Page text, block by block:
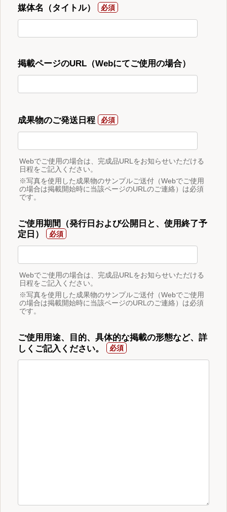
媒体名（タイトル）
掲載ページのURL（Webにてご使用の場合）
成果物のご発送日程
Webでご使用の場合は、完成品URLをお知らせいただける
日程をご記入ください。
※写真を使用した成果物のサンプルご送付（Webでご使用
の場合は掲載開始時に当該ページのURLのご連絡）は必須
です。
ご使用期間（発行日および公開日と、使用終了予
定日）
Webでご使用の場合は、完成品URLをお知らせいただける
日程をご記入ください。
※写真を使用した成果物のサンプルご送付（Webでご使用
の場合は掲載開始時に当該ページのURLのご連絡）は必須
です。
ご使用用途、目的、具体的な掲載の形態など、詳
しくご記入ください。